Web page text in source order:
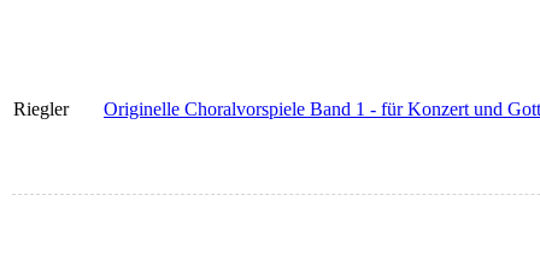
Riegler Originelle Choralvorspiele Band 1 - für Konzert und